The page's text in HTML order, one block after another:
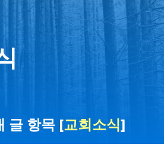
글 항목 [교회소식]